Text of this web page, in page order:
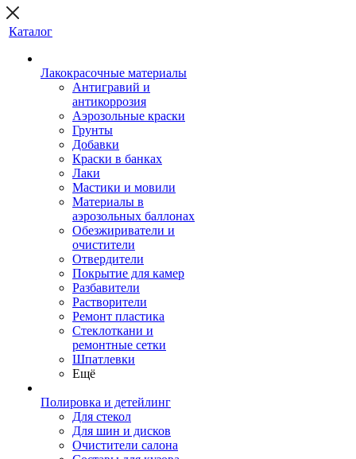
Каталог
Лакокрасочные материалы
Антигравий и
антикоррозия
Аэрозольные краски
Грунты
Добавки
Краски в банках
Лаки
Мастики и мовили
Материалы в
аэрозольных баллонах
Обезжириватели и
очистители
Отвердители
Покрытие для камер
Разбавители
Растворители
Ремонт пластика
Стеклоткани и
ремонтные сетки
Шпатлевки
Ещё
Полировка и детейлинг
Для стекол
Для шин и дисков
Очистители салона